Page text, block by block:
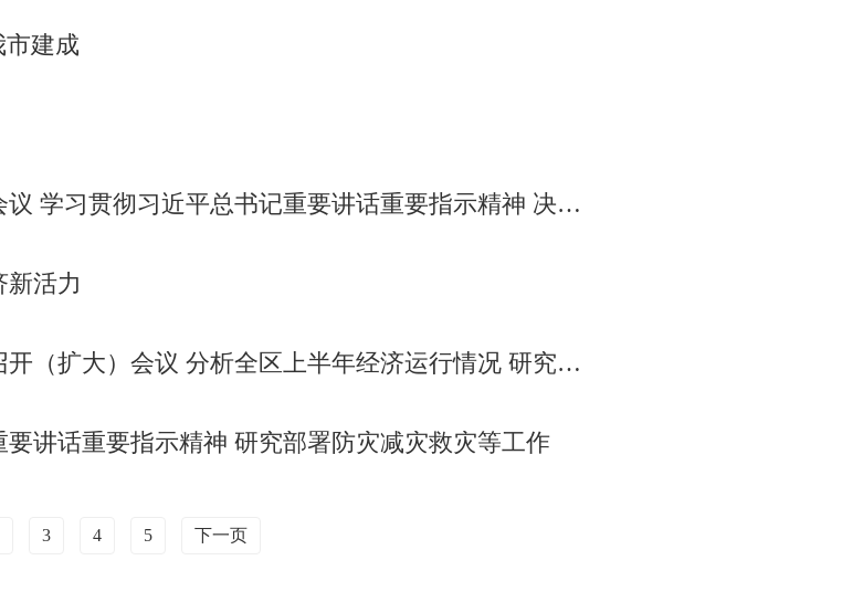
市建成
平总书记重要讲话重要指示精神 决定召开自治区党委十一届十二次全会 王伟中主持
新活力
分析全区上半年经济运行情况 研究部署下半年经济工作 王伟中主持 包钢张延昆出席
讲话重要指示精神 研究部署防灾减灾救灾等工作
3 4 5 下一页